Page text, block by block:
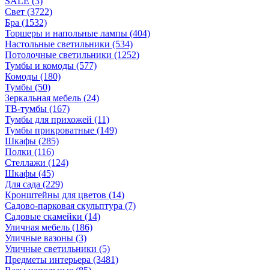
Свет (3722)
Бра (1532)
Торшеры и напольные лампы (404)
Настольные светильники (534)
Потолочные светильники (1252)
Тумбы и комоды (577)
Комоды (180)
Тумбы (50)
Зеркальная мебель (24)
ТВ-тумбы (167)
Тумбы для прихожей (11)
Тумбы прикроватные (149)
Шкафы (285)
Полки (116)
Стеллажи (124)
Шкафы (45)
Для сада (229)
Кронштейны для цветов (14)
Садово-парковая скульптура (7)
Садовые скамейки (14)
Уличная мебель (186)
Уличные вазоны (3)
Уличные светильники (5)
Предметы интерьера (3481)